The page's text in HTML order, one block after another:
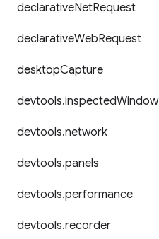
declarativeNetRequest
declarativeWebRequest
desktopCapture
devtools.inspectedWindow
devtools.network
devtools.panels
devtools.performance
devtools.recorder